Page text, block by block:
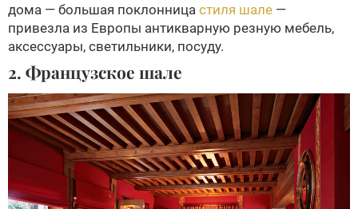
дома — большая поклонница стиля шале —
привезла из Европы антикварную резную мебель,
аксессуары, светильники, посуду.
2. Французское шале